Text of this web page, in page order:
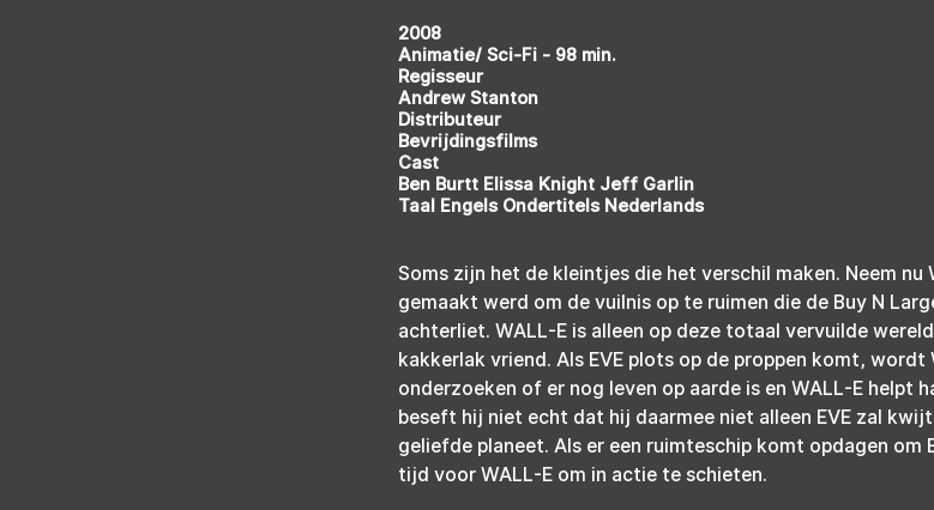
2008
Animatie/ Sci-Fi - 98 min.
Regisseur
Andrew Stanton
Distributeur
Bevrijdingsfilms
Cast
Ben Burtt Elissa Knight Jeff Garlin
Taal Engels Ondertitels Nederlands
Soms zijn het de kleintjes die het verschil maken. Neem nu
gemaakt werd om de vuilnis op te ruimen die de Buy N
achterliet. WALL-E is alleen op deze totaal vervuilde
kakkerlak vriend. Als EVE plots op de proppen komt, wordt
onderzoeken of er nog leven op aarde is en WALL-E helpt
beseft hij niet echt dat hij daarmee niet alleen EVE zal
geliefde planeet. Als er een ruimteschip komt opdagen om
tijd voor WALL-E om in actie te schieten.